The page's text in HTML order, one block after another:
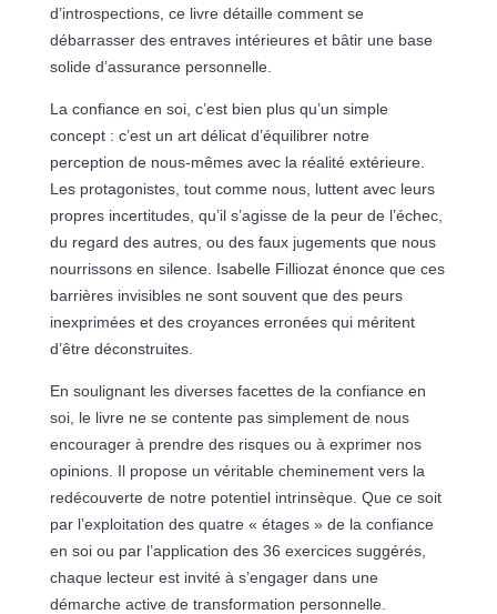
d’introspections, ce livre détaille comment se
débarrasser des entraves intérieures et bâtir une base
solide d’assurance personnelle.
La confiance en soi, c’est bien plus qu’un simple
concept : c’est un art délicat d’équilibrer notre
perception de nous-mêmes avec la réalité extérieure.
Les protagonistes, tout comme nous, luttent avec leurs
propres incertitudes, qu’il s’agisse de la peur de l’échec,
du regard des autres, ou des faux jugements que nous
nourrissons en silence. Isabelle Filliozat énonce que ces
barrières invisibles ne sont souvent que des peurs
inexprimées et des croyances erronées qui méritent
d’être déconstruites.
En soulignant les diverses facettes de la confiance en
soi, le livre ne se contente pas simplement de nous
encourager à prendre des risques ou à exprimer nos
opinions. Il propose un véritable cheminement vers la
redécouverte de notre potentiel intrinsèque. Que ce soit
par l’exploitation des quatre « étages » de la confiance
en soi ou par l’application des 36 exercices suggérés,
chaque lecteur est invité à s’engager dans une
démarche active de transformation personnelle.